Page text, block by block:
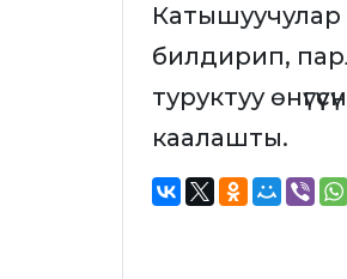
Катышуучулар
билдирип,
туруктуу
каалашты.